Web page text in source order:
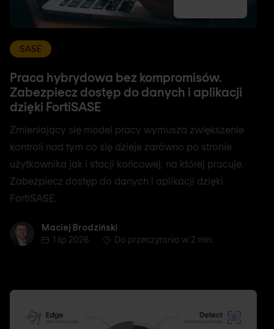
SASE
Praca hybrydowa bez kompromisów.
Zabezpiecz dostęp do danych i aplikacji
dzięki FortiSASE
Zmieniający się model pracy wymusza zwiększenie
kontroli nad tym co się dzieje zarówno po stronie
użytkownika jak i stacji końcowej, na której pracuje.
Zabezpiecz dostęp do danych i aplikacji dzięki
FortiSASE.
Maciej Brodziński
Maciej Brodziński
1 lip 2026
Do przeczytania w 2 min.